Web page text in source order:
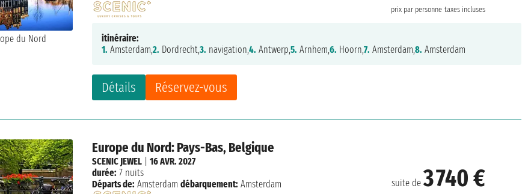
prix par personne taxes incluses
Détails Réservez-vous
itinéraire:
1. Amsterdam,2. Dordrecht,3. navigation,4. Antwerp,5. Arnhem,6. Hoorn,7. Amsterdam,8. Amsterdam
Europe du Nord: Pays-Bas, Belgique
suite de3 740 €
SCENIC JEWEL |16 AVR. 2027
durée: 7 nuits
Départs de: Amsterdam débarquement: Amsterdam